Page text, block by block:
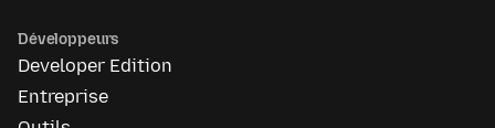
Développeurs
Developer Edition
Entreprise